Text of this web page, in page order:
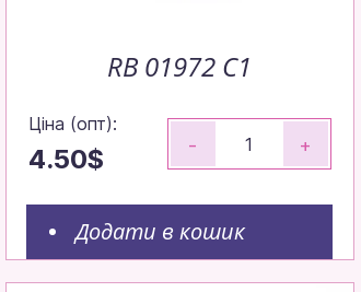
RB 01972 С1
Ціна (опт):
4.50$ - +
Додати в кошик